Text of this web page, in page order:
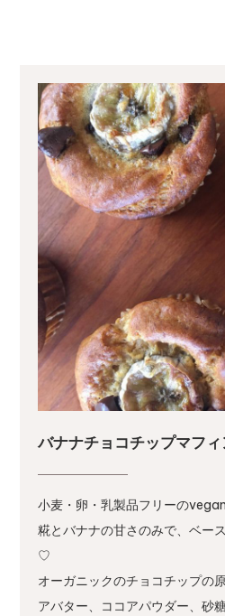
バナナチョコチップマフィ
小麦・卵・乳製品フリーの
糀とバナナの甘さのみで、ベー
♡
オーガニックのチョコチップの
アバター、ココアパウダー、砂